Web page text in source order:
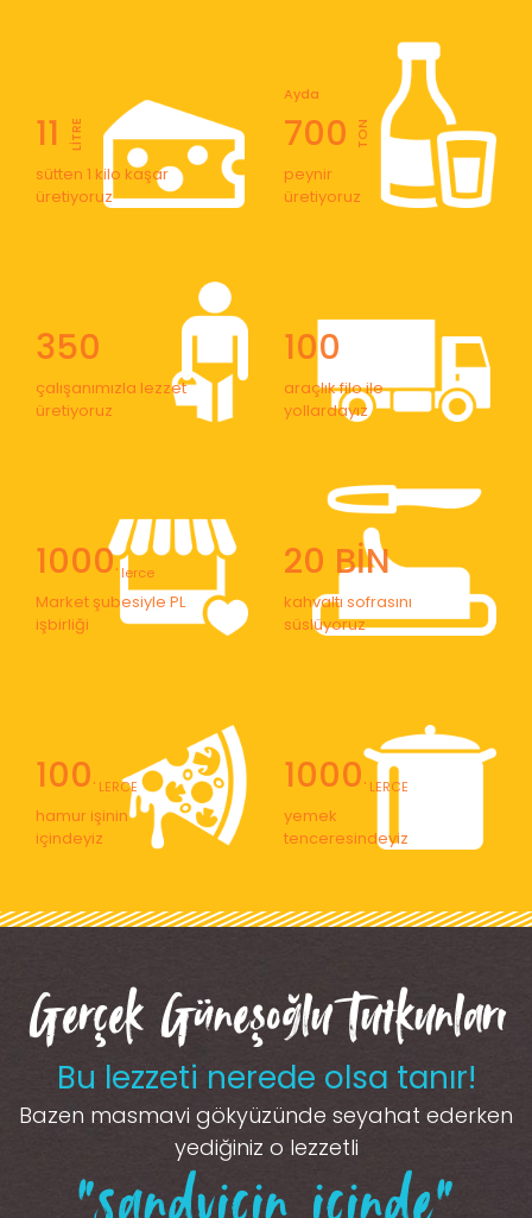
11 LİTRE
sütten 1 kilo kaşar
üretiyoruz
700
Ayda
TON
peynir
üretiyoruz
350
çalışanımızla lezzet
üretiyoruz
100
araçlık filo ile
yollardayız
1000' lerce
Market şubesiyle PL
işbirliği
20 BİN
kahvaltı sofrasını
süslüyoruz
100' LERCE
hamur işinin
içindeyiz
1000' LERCE
yemek
tenceresindeyiz
Gerçek Güneşoğlu Tutkunları
Bu lezzeti nerede olsa tanır!
Bazen masmavi gökyüzünde seyahat ederken
yediğiniz o lezzetli